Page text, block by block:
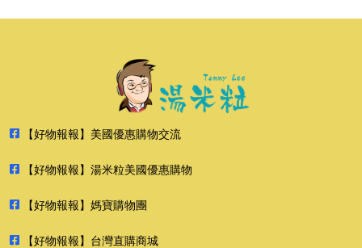
【好物報報】美國優惠購物交流
【好物報報】湯米粒美國優惠購物
【好物報報】媽寶購物團
【好物報報】台灣直購商城